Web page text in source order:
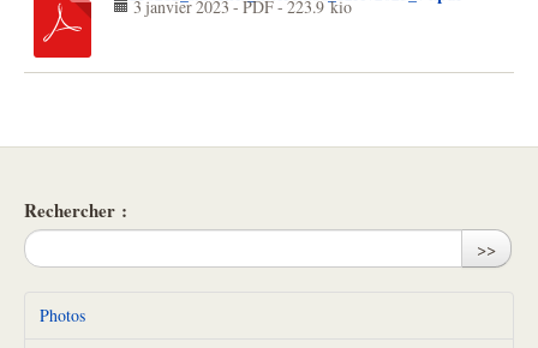
3 janvier 2023-PDF-223.9 kio
Rechercher :
>>
Photos